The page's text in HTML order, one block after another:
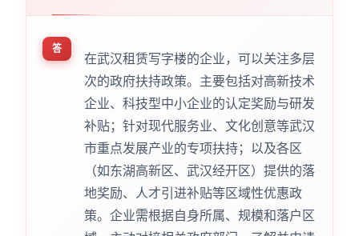
答
在武汉租赁写字楼的企业，可以关注多层
次的政府扶持政策。主要包括对高新技术
企业、科技型中小企业的认定奖励与研发
补贴；针对现代服务业、文化创意等武汉
市重点发展产业的专项扶持；以及各区
（如东湖高新区、武汉经开区）提供的落
地奖励、人才引进补贴等区域性优惠政
策。企业需根据自身所属、规模和落户区